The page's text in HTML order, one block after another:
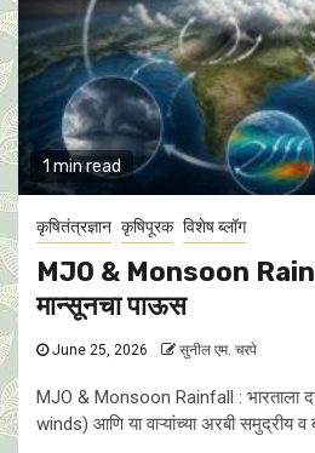
1 min read
कृषितंत्रज्ञान कृषिपूरक विशेष ब्लॉग
MJO & Monsoon
मान्सूनचा पाऊस
June 25, 2026 सुनील एम. चरपे
MJO & Monsoon Rainfall : भारताला
winds) आणि या वाऱ्यांच्या अरबी समुद्रीय व